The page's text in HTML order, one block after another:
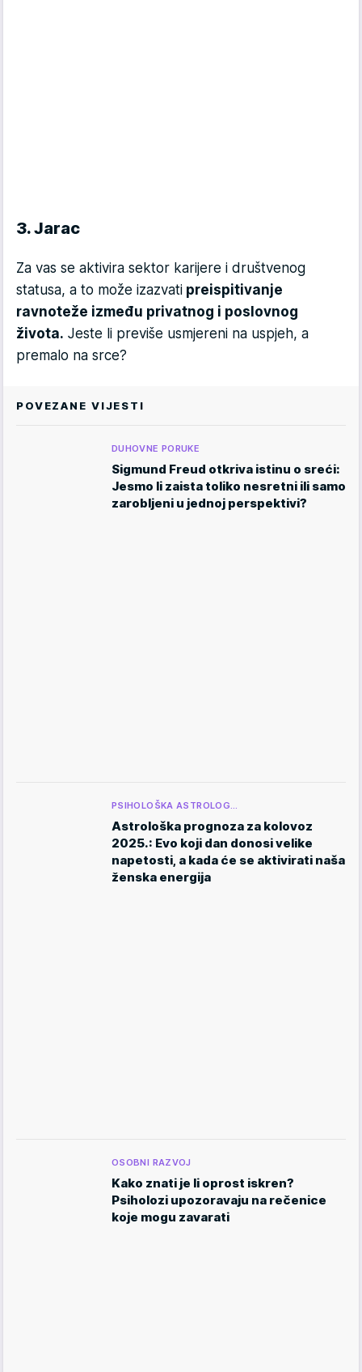
3. Jarac
Za vas se aktivira sektor karijere i društvenog
statusa, a to može izazvati preispitivanje
ravnoteže između privatnog i poslovnog
života. Jeste li previše usmjereni na uspjeh, a
premalo na srce?
POVEZANE VIJESTI
DUHOVNE PORUKE
Sigmund Freud otkriva istinu o sreći:
Jesmo li zaista toliko nesretni ili samo
zarobljeni u jednoj perspektivi?
PSIHOLOŠKA ASTROLOG…
Astrološka prognoza za kolovoz
2025.: Evo koji dan donosi velike
napetosti, a kada će se aktivirati naša
ženska energija
OSOBNI RAZVOJ
Kako znati je li oprost iskren?
Psiholozi upozoravaju na rečenice
koje mogu zavarati